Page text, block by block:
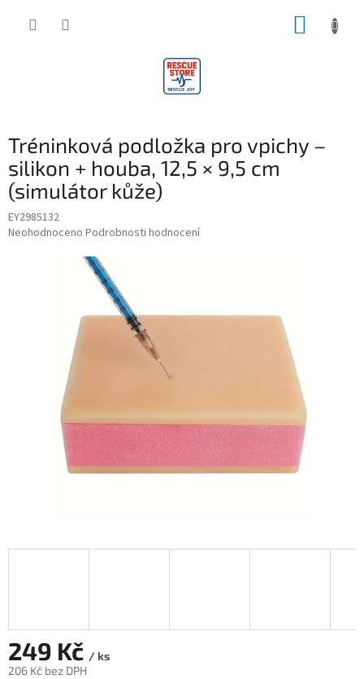
Tréninková podložka pro vpichy –
silikon + houba, 12,5 × 9,5 cm
(simulátor kůže)
EY2985132
Průměrné
Neohodnoceno Podrobnosti hodnocení
249 Kč / ks
206 Kč bez DPH